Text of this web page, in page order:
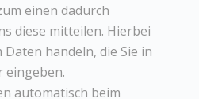
einen dadurch
diese mitteilen. Hierbei
Daten handeln, die Sie in
automatisch beim